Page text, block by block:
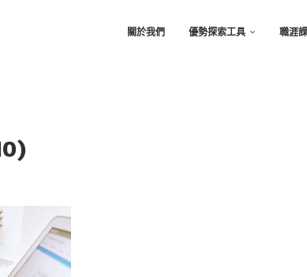
關於我們 優勢探索工具 職涯